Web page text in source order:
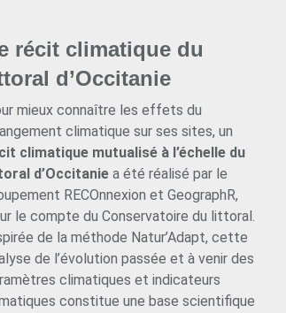
récit climatique du
d’Occitanie
mieux connaître les effets du
climatique sur ses sites, un
climatique mutualisé à l’échelle du
d’Occitanie a été réalisé par le
RECOnnexion et GeographR,
le compte du Conservatoire du littoral.
de la méthode Natur’Adapt, cette
de l’évolution passée et à venir des
climatiques et indicateurs
constitue une base scientifique